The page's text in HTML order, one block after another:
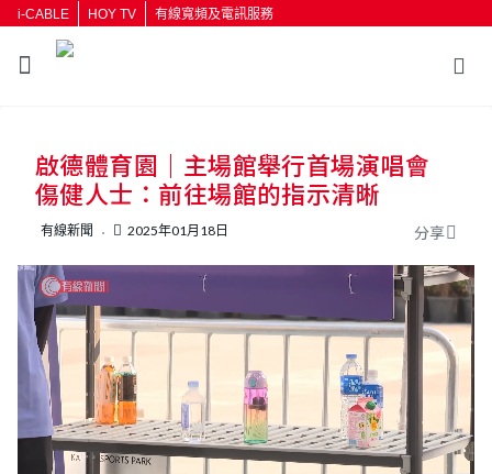
i-CABLE HOY TV 有線寬頻及電訊服務
按輸入鍵開始搜尋
啟德體育園｜主場館舉行首場演唱會
傷健人士：前往場館的指示清晰
有線新聞 2025年01月18日 分享